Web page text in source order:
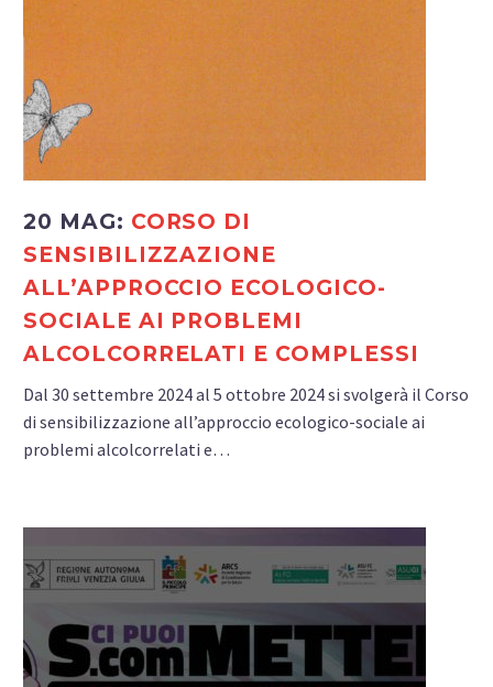
20 MAG: CORSO DI
SENSIBILIZZAZIONE
ALL’APPROCCIO ECOLOGICO-
SOCIALE AI PROBLEMI
ALCOLCORRELATI E COMPLESSI
Dal 30 settembre 2024 al 5 ottobre 2024 si svolgerà il Corso
di sensibilizzazione all’approccio ecologico-sociale ai
problemi alcolcorrelati e…